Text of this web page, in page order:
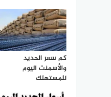
كم سعر الحديد
والأسمنت اليوم
للمستهلك